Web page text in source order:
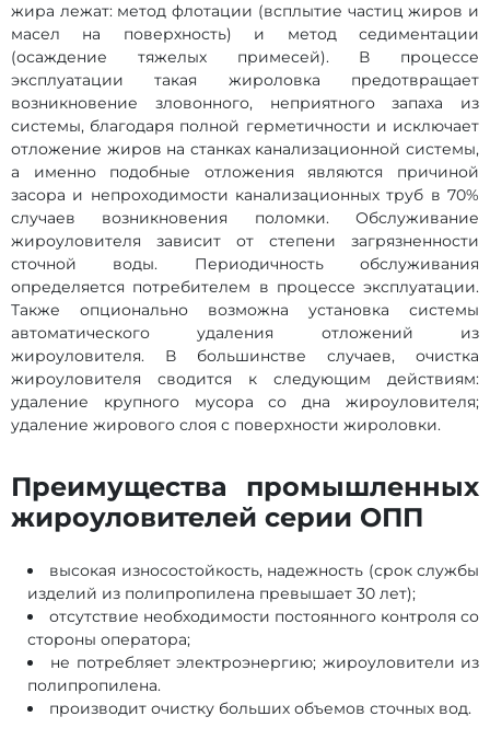
жира лежат: метод флотации (всплытие частиц жиров и
масел на поверхность) и метод седиментации
(осаждение тяжелых примесей). В процессе
эксплуатации такая жироловка предотвращает
возникновение зловонного, неприятного запаха из
системы, благодаря полной герметичности и исключает
отложение жиров на станках канализационной системы,
а именно подобные отложения являются причиной
засора и непроходимости канализационных труб в 70%
случаев возникновения поломки. Обслуживание
жироуловителя зависит от степени загрязненности
сточной воды. Периодичность обслуживания
определяется потребителем в процессе эксплуатации.
Также опционально возможна установка системы
автоматического удаления отложений из
жироуловителя. В большинстве случаев, очистка
жироуловителя сводится к следующим действиям:
удаление крупного мусора со дна жироуловителя;
удаление жирового слоя с поверхности жироловки.
Преимущества промышленных
жироуловителей серии ОПП
высокая износостойкость, надежность (срок службы
изделий из полипропилена превышает 30 лет);
отсутствие необходимости постоянного контроля со
стороны оператора;
не потребляет электроэнергию; жироуловители из
полипропилена.
производит очистку больших объемов сточных вод.